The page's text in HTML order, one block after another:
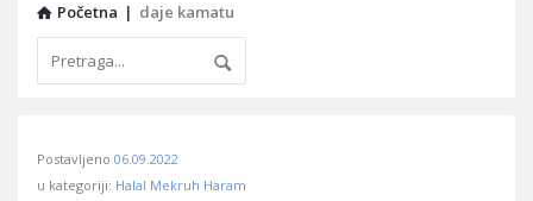
Početna | daje kamatu
Učene
Postavljeno 06.09.2022
u kategoriji: Halal Mekruh Haram